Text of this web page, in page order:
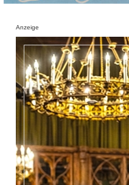
Anzeige